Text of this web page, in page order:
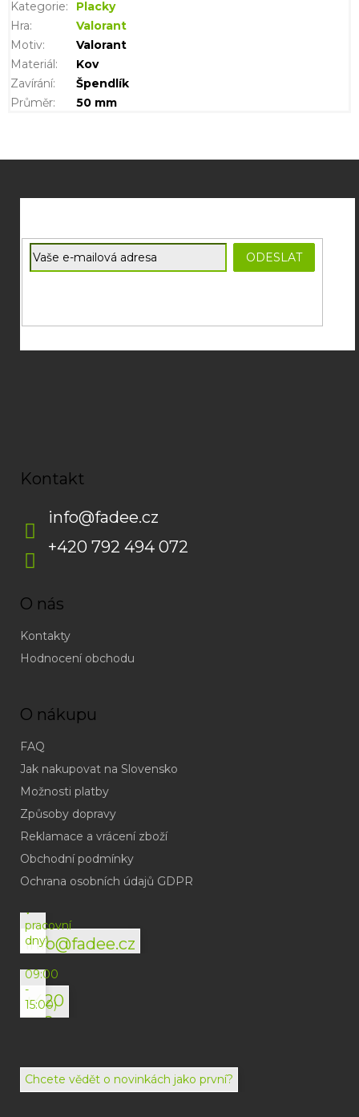
Kategorie:
Placky
Hra:
Valorant
Motiv:
Valorant
Materiál :
Kov
Zavírání:
Špendlík
Průměr: 50 mm
E-mail
ODESLAT
Kontakt
info@fadee.cz
+420 792 494 072
O nás
Kontakty
Hodnocení obchodu
O nákupu
FAQ
Jak nakupovat na Slovensko
Možnosti platby
Způsoby dopravy
Reklamace a vrácení zboží
Obchodní podmínky
Ochrana osobních údajů GDPR
info@fadee.cz
(odpověď
do
v
pracovní
dny)
+420
792
072
(Po-
09:00
-
15:00)
Chcete vědět o novinkách jako první?